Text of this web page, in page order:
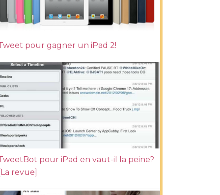
pour gagner un iPad 2!
pour iPad en vaut-il la peine?
revue]